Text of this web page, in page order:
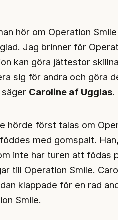
hör om Operation
Jag brinner för
kan göra jättestor
sig för andra och göra
Caroline af Ugglas.
hörde först talas om
med gomspalt.
inte har turen att födas
till Operation Smile.
klappade för en rad
Smile.